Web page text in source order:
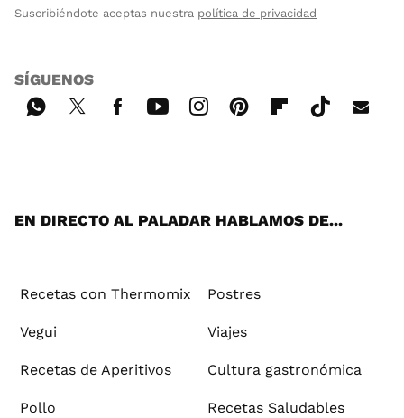
Suscribiéndote aceptas nuestra política de privacidad
SÍGUENOS
EN DIRECTO AL PALADAR HABLAMOS DE...
Recetas con Thermomix Postres
Vegui Viajes
Recetas de Aperitivos Cultura gastronómica
Pollo Recetas Saludables